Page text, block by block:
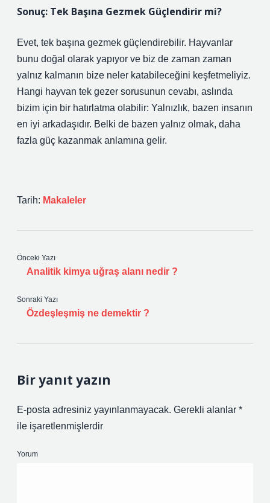
Sonuç: Tek Başına Gezmek Güçlendirir mi?
Evet, tek başına gezmek güçlendirebilir. Hayvanlar
bunu doğal olarak yapıyor ve biz de zaman zaman
yalnız kalmanın bize neler katabileceğini keşfetmeliyiz.
Hangi hayvan tek gezer sorusunun cevabı, aslında
bizim için bir hatırlatma olabilir: Yalnızlık, bazen insanın
en iyi arkadaşıdır. Belki de bazen yalnız olmak, daha
fazla güç kazanmak anlamına gelir.
Tarih: Makaleler
Önceki Yazı
Analitik kimya uğraş alanı nedir ?
Sonraki Yazı
Özdeşleşmiş ne demektir ?
Bir yanıt yazın
E-posta adresiniz yayınlanmayacak. Gerekli alanlar *
ile işaretlenmişlerdir
Yorum